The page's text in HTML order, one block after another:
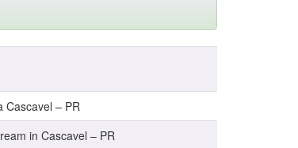
Cascavel – PR
in Cascavel – PR